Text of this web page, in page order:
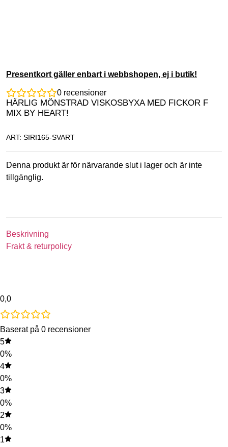
Presentkort gäller enbart i webbshopen, ej i butik!
0 recensioner
HÄRLIG MÖNSTRAD VISKOSBYXA MED FICKOR F
MIX BY HEART!
ART: SIRI165-SVART
Denna produkt är för närvarande slut i lager och är inte
tillgänglig.
Beskrivning
Frakt & returpolicy
0,0
Baserat på 0 recensioner
5
0%
4
0%
3
0%
2
0%
1